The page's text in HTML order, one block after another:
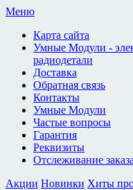
Меню
Карта сайта
Умные Модули -
радиодетали
Доставка
Обратная связь
Контакты
Умные Модули
Частые вопросы
Гарантия
Реквизиты
Отслеживание заказа
Акции Новинки Хиты